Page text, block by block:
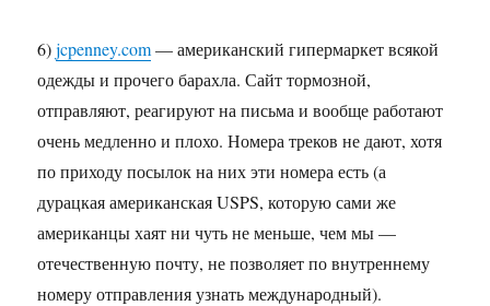
6)jcpenney.com— американский гипермаркет всякой
одежды и прочего барахла. Сайт тормозной,
отправляют, реагируют на письма и вообще работают
очень медленно и плохо. Номера треков не дают, хотя
по приходу посылок на них эти номера есть (а
дурацкая американская USPS, которую сами же
американцы хаят ни чуть не меньше, чем мы —
отечественную почту, не позволяет по внутреннему
номеру отправления узнать международный).